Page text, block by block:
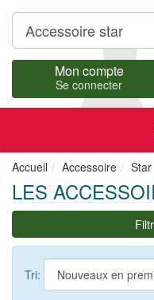
Mon compte
Se connecter
Accueil Accessoire Star
LES
Tri: